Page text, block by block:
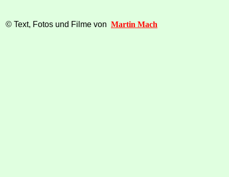
© Text, Fotos und Filme von Martin Mach